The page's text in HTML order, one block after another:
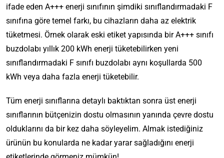
ifade eden A+++ enerji sınıfının şimdiki sınıflandırmadaki F
sınıfına göre temel farkı, bu cihazların daha az elektrik
tüketmesi. Örnek olarak eski etiket yapısında bir A+++ sınıfı
buzdolabı yıllık 200 kWh enerji tüketebilirken yeni
sınıflandırmadaki F sınıfı buzdolabı aynı koşullarda 500
kWh veya daha fazla enerji tüketebilir.
Tüm enerji sınıflarına detaylı baktıktan sonra üst enerji
sınıflarının bütçenizin dostu olmasının yanında çevre dostu
olduklarını da bir kez daha söyleyelim. Almak istediğiniz
ürünün bu konularda ne kadar yarar sağladığını enerji